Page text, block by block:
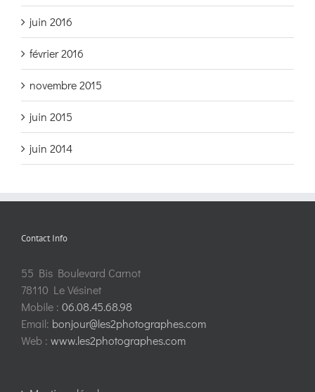
juin 2016
février 2016
novembre 2015
juin 2015
juin 2014
Contact Info
55 Bis Boulevard Carnot
78110 Le Vésinet
Mobile : 06.08.45.68.98
Email: bonjour@les2photographes.com
Web : www.les2photographes.com